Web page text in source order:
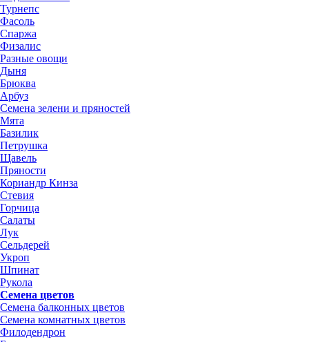
Турнепс
Фасоль
Спаржа
Физалис
Разные овощи
Дыня
Брюква
Арбуз
Семена зелени и пряностей
Мята
Базилик
Петрушка
Щавель
Пряности
Кориандр Кинза
Стевия
Горчица
Салаты
Лук
Сельдерей
Укроп
Шпинат
Рукола
Семена цветов
Семена балконных цветов
Семена комнатных цветов
Филодендрон